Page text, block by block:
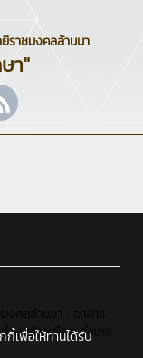
ราชมงคลล้านนา
า"
คลล้านนา : อาคาร
บลช้างเผือก อำเภอ
กี้เพื่อให้ท่านได้รับ